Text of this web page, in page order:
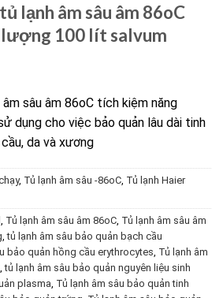
lạnh âm sâu âm 86oC
100 lít salvum
sâu âm 86oC tích kiệm năng
dụng cho việc bảo quản lâu dài tinh
da và xương
, Tủ lạnh âm sâu -86oC, Tủ lạnh Haier
, Tủ lạnh âm sâu âm 86oC, Tủ lạnh âm sâu âm
,tủ lạnh âm sâu bảo quản bạch cầu
bảo quản hồng cầu erythrocytes, Tủ lạnh âm
,tủ lạnh âm sâu bảo quản nguyên liệu sinh
plasma, Tủ lạnh âm sâu bảo quản tinh